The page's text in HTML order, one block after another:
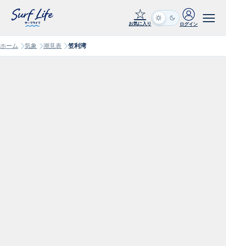
☆
お気に入り ログイン
ホーム 気象 潮見表 笠利湾